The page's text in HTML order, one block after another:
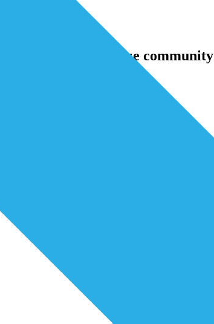
professionals in onze community
aan betere zorg.